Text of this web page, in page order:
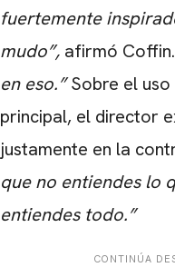
fuertemente
mudo”, afirmó Coffin.
en eso.”Sobre el
principal, el director
justamente en la
que no entiendes lo
entiendes todo.”
CONTINÚA